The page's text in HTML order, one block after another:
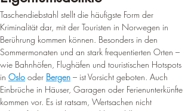
Taschendiebstahl stellt die häufigste Form der
Kriminalität dar, mit der Touristen in Norwegen in
Berührung kommen können. Besonders in den
Sommermonaten und an stark frequentierten Orten –
wie Bahnhöfen, Flughäfen und touristischen Hotspots
in Oslo oder Bergen – ist Vorsicht geboten. Auch
Einbrüche in Häuser, Garagen oder Ferienunterkünfte
kommen vor. Es ist ratsam, Wertsachen nicht